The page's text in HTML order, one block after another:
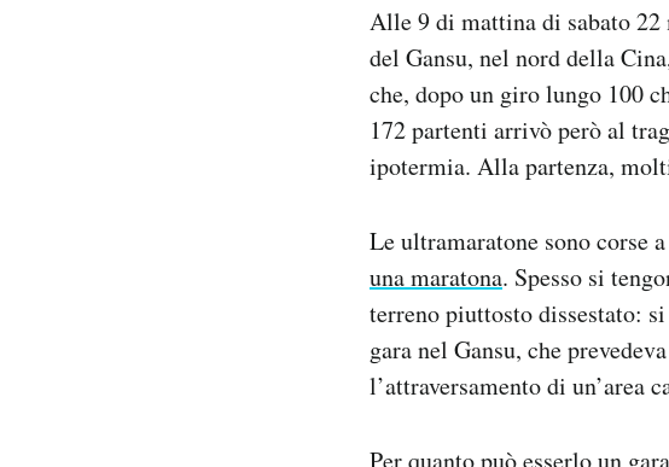
Alle 9 di mattina di sabato
del Gansu, nel nord della
che, dopo un giro lungo 100
172 partenti arrivò però al
ipotermia. Alla partenza,
Le ultramaratone sono corse
una maratona. Spesso si
terreno piuttosto dissestato:
gara nel Gansu, che
l’attraversamento di un’area